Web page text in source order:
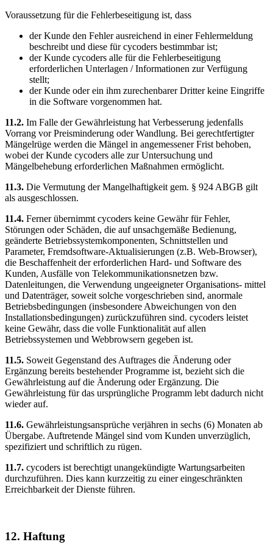
Voraussetzung für die Fehlerbeseitigung ist, dass
der Kunde den Fehler ausreichend in einer Fehlermeldung
beschreibt und diese für cycoders bestimmbar ist;
der Kunde cycoders alle für die Fehlerbeseitigung
erforderlichen Unterlagen / Informationen zur Verfügung
stellt;
der Kunde oder ein ihm zurechenbarer Dritter keine Eingriffe
in die Software vorgenommen hat.
11.2. Im Falle der Gewährleistung hat Verbesserung jedenfalls
Vorrang vor Preisminderung oder Wandlung. Bei gerechtfertigter
Mängelrüge werden die Mängel in angemessener Frist behoben,
wobei der Kunde cycoders alle zur Untersuchung und
Mängelbehebung erforderlichen Maßnahmen ermöglicht.
11.3. Die Vermutung der Mangelhaftigkeit gem. § 924 ABGB gilt
als ausgeschlossen.
11.4. Ferner übernimmt cycoders keine Gewähr für Fehler,
Störungen oder Schäden, die auf unsachgemäße Bedienung,
geänderte Betriebssystemkomponenten, Schnittstellen und
Parameter, Fremdsoftware-Aktualisierungen (z.B. Web-Browser),
die Beschaffenheit der erforderlichen Hard- und Software des
Kunden, Ausfälle von Telekommunikationsnetzen bzw.
Datenleitungen, die Verwendung ungeeigneter Organisations- mittel
und Datenträger, soweit solche vorgeschrieben sind, anormale
Betriebsbedingungen (insbesondere Abweichungen von den
Installationsbedingungen) zurückzuführen sind. cycoders leistet
keine Gewähr, dass die volle Funktionalität auf allen
Betriebssystemen und Webbrowsern gegeben ist.
11.5. Soweit Gegenstand des Auftrages die Änderung oder
Ergänzung bereits bestehender Programme ist, bezieht sich die
Gewährleistung auf die Änderung oder Ergänzung. Die
Gewährleistung für das ursprüngliche Programm lebt dadurch nicht
wieder auf.
11.6. Gewährleistungsansprüche verjähren in sechs (6) Monaten ab
Übergabe. Auftretende Mängel sind vom Kunden unverzüglich,
spezifiziert und schriftlich zu rügen.
11.7. cycoders ist berechtigt unangekündigte Wartungsarbeiten
durchzuführen. Dies kann kurzzeitig zu einer eingeschränkten
Erreichbarkeit der Dienste führen.
12. Haftung